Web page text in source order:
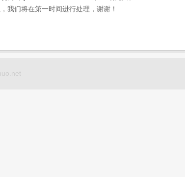
我们将在第一时间进行处理，谢谢！